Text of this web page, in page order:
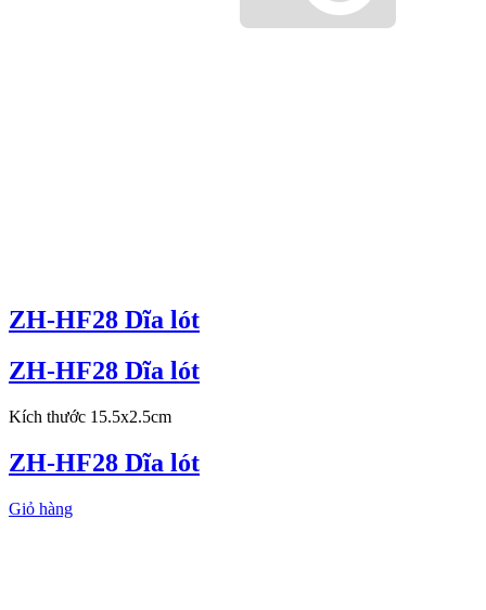
ZH-HF28 Dĩa lót
ZH-HF28 Dĩa lót
Kích thước 15.5x2.5cm
ZH-HF28 Dĩa lót
Giỏ hàng